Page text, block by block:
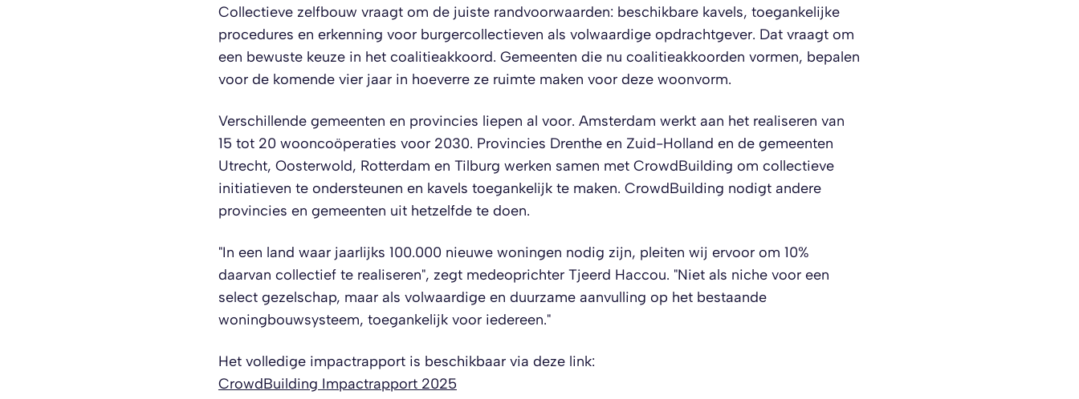
Collectieve zelfbouw vraagt om de juiste randvoorwaarden: beschikbare kavels, toegankelijke
procedures en erkenning voor burgercollectieven als volwaardige opdrachtgever. Dat vraagt om
een bewuste keuze in het coalitieakkoord. Gemeenten die nu coalitieakkoorden vormen, bepalen
voor de komende vier jaar in hoeverre ze ruimte maken voor deze woonvorm.
Verschillende gemeenten en provincies liepen al voor. Amsterdam werkt aan het realiseren van
15 tot 20 wooncoöperaties voor 2030. Provincies Drenthe en Zuid-Holland en de gemeenten
Utrecht, Oosterwold, Rotterdam en Tilburg werken samen met CrowdBuilding om collectieve
initiatieven te ondersteunen en kavels toegankelijk te maken. CrowdBuilding nodigt andere
provincies en gemeenten uit hetzelfde te doen.
"In een land waar jaarlijks 100.000 nieuwe woningen nodig zijn, pleiten wij ervoor om 10%
daarvan collectief te realiseren", zegt medeoprichter Tjeerd Haccou. "Niet als niche voor een
select gezelschap, maar als volwaardige en duurzame aanvulling op het bestaande
woningbouwsysteem, toegankelijk voor iedereen."
Het volledige impactrapport is beschikbaar via deze link:
CrowdBuilding Impactrapport 2025